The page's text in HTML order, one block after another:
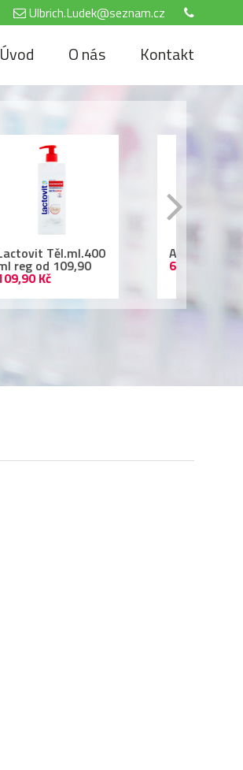
Ulbrich.Ludek@seznam.cz
Úvod O nás Kontakt
Air Wick 250ml
69,90 Kč